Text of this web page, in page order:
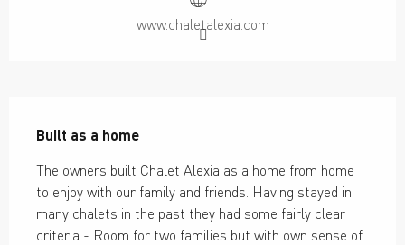
www.chaletalexia.com
Built as a home
The owners built Chalet Alexia as a home from home
to enjoy with our family and friends. Having stayed in
many chalets in the past they had some fairly clear
criteria - Room for two families but with own sense of